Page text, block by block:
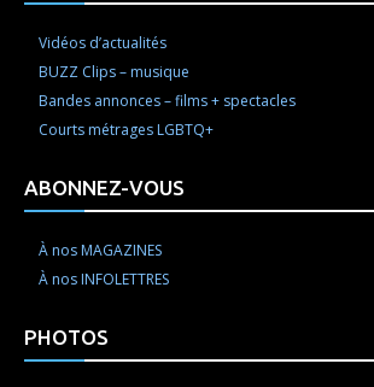
Vidéos d’actualités
BUZZ Clips – musique
Bandes annonces – films + spectacles
Courts métrages LGBTQ+
ABONNEZ-VOUS
À nos MAGAZINES
À nos INFOLETTRES
PHOTOS